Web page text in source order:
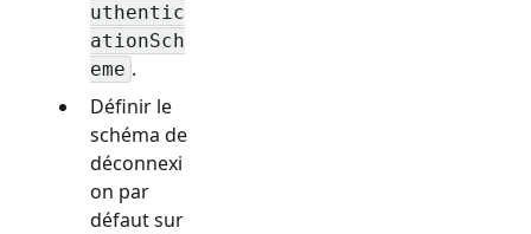
uthentic
ationSch
eme .
Définir le
schéma de
déconnexi
on par
défaut sur